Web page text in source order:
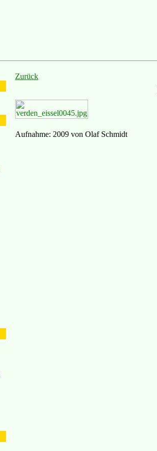
Zurück
Aufnahme: 2009 von Olaf Schmidt